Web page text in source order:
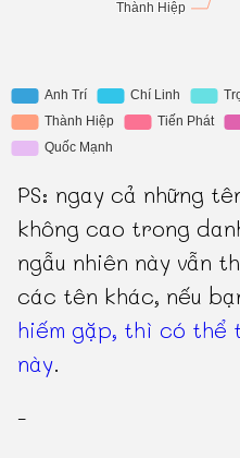
PS: ngay cả những
không cao trong
ngẫu nhiên này vẫn
các tên khác, nếu
hiếm gặp, thì có thể
này.
-